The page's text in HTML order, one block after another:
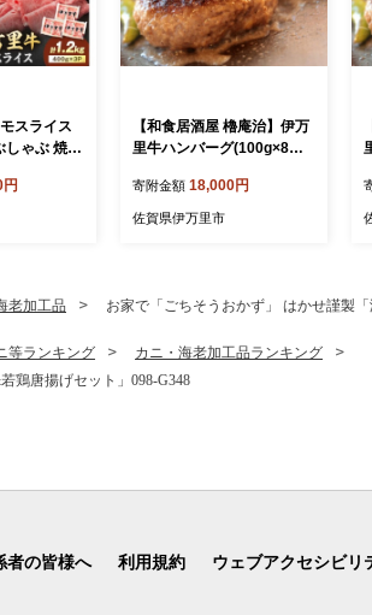
スライス
しゃぶ 焼肉
身 薄切り
すきやき
【和食居酒屋 櫓庵治】伊万
里牛ハンバーグ(100g×8個
寄附金額 18,000円
佐賀県伊万里市
老加工品 お家で「ごちそうおかず」 はかせ謹製
等ランキング
カニ・海老加工品ランキング
鶏唐揚げセット」098-G348
者の皆様へ 利用規約 ウェブアクセシビリ